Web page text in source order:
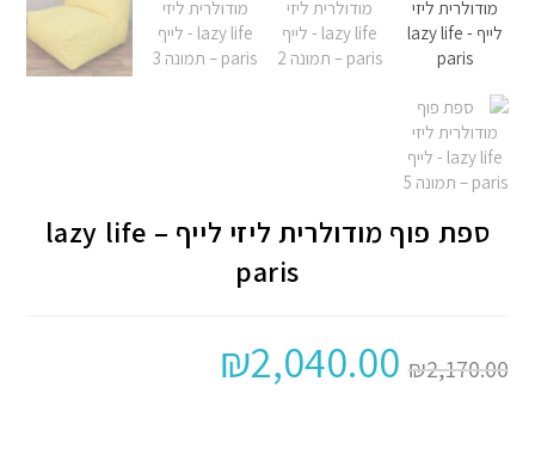
ספת פוף מודולרית ליזי לייף – lazy life
paris
₪2,170.00
₪2,040.00